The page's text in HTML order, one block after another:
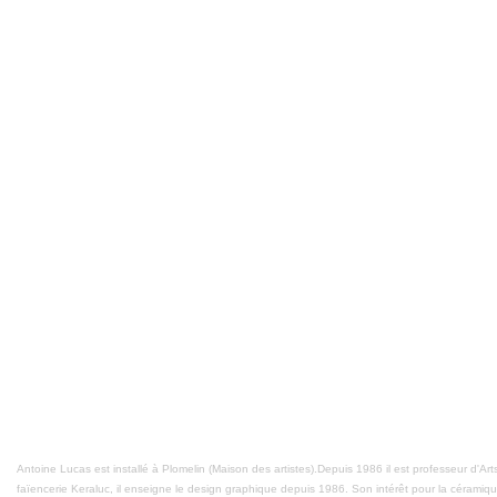
Antoine Lucas est installé à Plomelin (Maison des artistes).Depuis 1986 il est professeur
faïencerie Keraluc, il enseigne le design graphique depuis 1986. Son intérêt pour la